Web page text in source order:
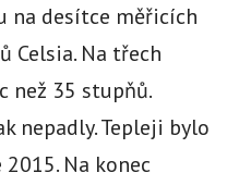
na desítce měřicích
Celsia. Na třech
než 35 stupňů.
nepadly. Tepleji bylo
Na konec